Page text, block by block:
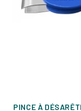
PINCE À